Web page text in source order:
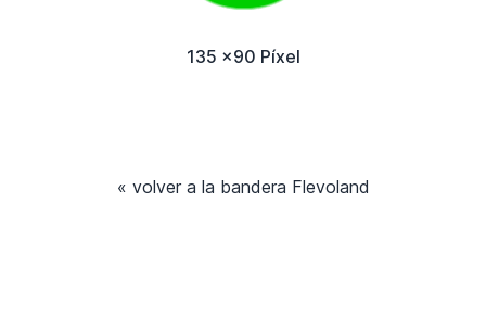
135 x90 Píxel
« volver a la bandera Flevoland